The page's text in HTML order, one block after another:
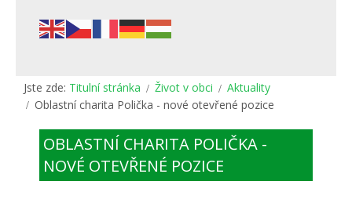
Jste zde: Titulní stránka Život v obci
Aktuality
Oblastní charita Polička - nové otevřené pozice
OBLASTNÍ CHARITA POLIČKA -
NOVÉ OTEVŘENÉ POZICE